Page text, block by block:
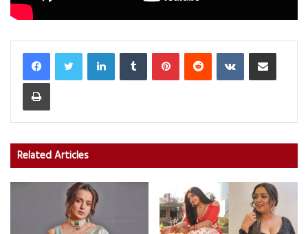
LinkedInTumblr PinterestReddit VKontakteShare via Email
Print
Related Articles